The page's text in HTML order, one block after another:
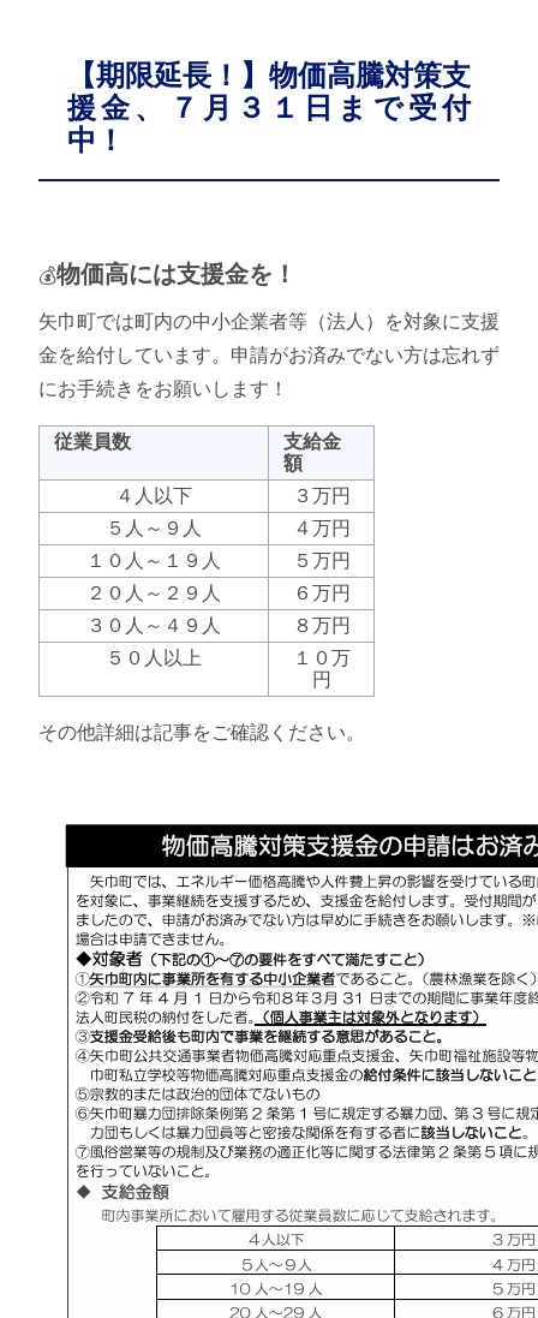
【期限延長！】物価高騰対策支
援金、７月３１日まで受付
中！
💰物価高には支援金を！
矢巾町では町内の中小企業者等（法人）を対象に支援
金を給付しています。申請がお済みでない方は忘れず
にお手続きをお願いします！
従業員数
支給金
額
４人以下
３万円
５人～９人
４万円
１０人～１９人
５万円
２０人～２９人
６万円
３０人～４９人
８万円
５０人以上
１０万
円
その他詳細は記事をご確認ください。